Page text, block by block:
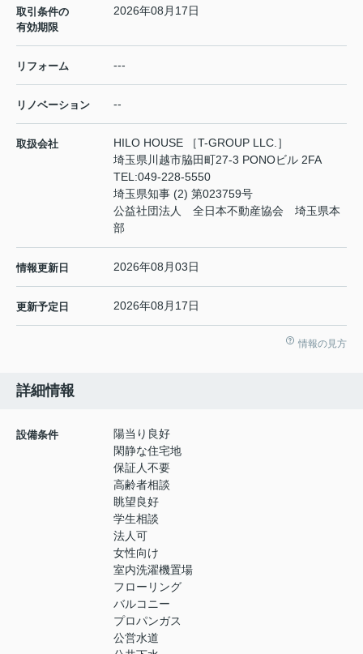
取引条件の
有効期限
2026年08月17日
リフォーム ---
リノベーション --
取扱会社
HILO HOUSE ［T-GROUP LLC.］
埼玉県川越市脇田町27-3 PONOビル 2FA
TEL:049-228-5550
埼玉県知事 (2) 第023759号
公益社団法人 全日本不動産協会 埼玉県本
部
情報更新日 2026年08月03日
更新予定日 2026年08月17日
情報の見方
詳細情報
設備条件
陽当り良好
閑静な住宅地
保証人不要
高齢者相談
眺望良好
学生相談
法人可
女性向け
室内洗濯機置場
フローリング
バルコニー
プロパンガス
公営水道